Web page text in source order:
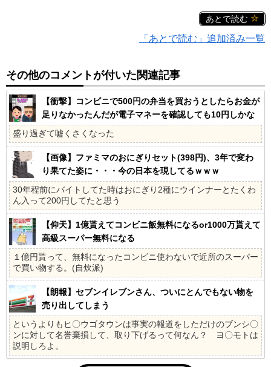
あとで読む
「あとで読む」追加済み一覧
その他のコメントが付いた関連記事
【衝撃】コンビニで500円の弁当を買おうとしたらお金が
足りなかったんだが電子マネーを確認しても10円しかな
く絶望的な状況だった
盛り過ぎて嘘くさくなった
【画像】ファミマのおにぎりセット(398円)、3年で変わ
り果てた姿に・・・今の日本を現してるｗｗｗ
30年程前にバイトしてた時はおにぎり2種にウインナーとたくわ
ん入って200円してたと思う
【仰天】1億貰えてコンビニ飯無料になるor1000万貰えて
高級スーパー無料になる
１億円貰って、無料になったコンビニ使わないで近所のスーパー
で買い物する。(自炊派)
【朗報】セブンイレブンさん、ついにとんでもない物を
売り出してしまう
というよりもヒ〇ウゴタウンは事実の報道をしただけのブンシ〇
ンに対して名誉棄損して、取り下げるって何なん？ ヨ〇モトは
説明しろよ。